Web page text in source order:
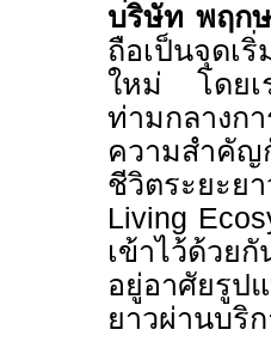
บริษัท พฤก
ถือเป็นจุดเ
ใหม่ โดยเ
ท่ามกลางก
ความสำคัญ
ชีวิตระยะ
Living
เข้าไว้ด้วย
อยู่อาศัยรูป
ยาวผ่านบริ